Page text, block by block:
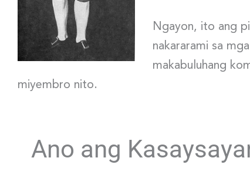
Ngayon, ito ang
nakararami sa
makabuluhang
miyembro nito.
Ano ang